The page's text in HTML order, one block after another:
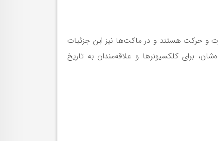
و حرکت هستند و در ماکت‌ها نیز این جزئیات
برای کلکسیونرها و علاقه‌مندان به تاریخ